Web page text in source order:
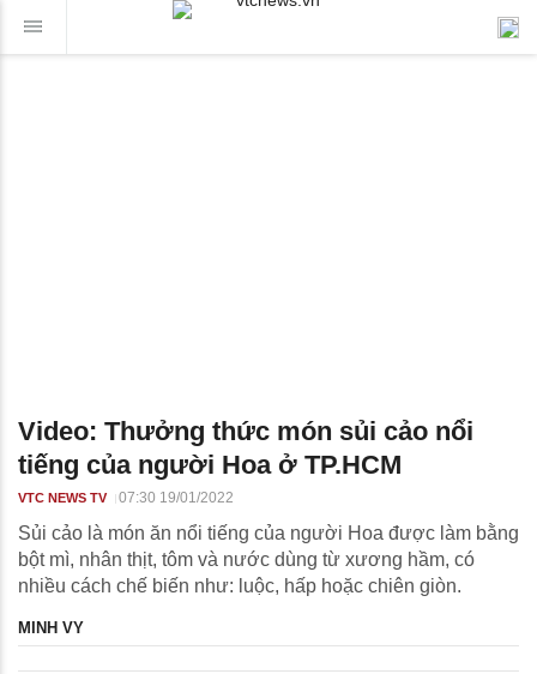
Video: Thưởng thức món sủi cảo nổi
tiếng của người Hoa ở TP.HCM
VTC NEWS TV 07:30 19/01/2022
Sủi cảo là món ăn nổi tiếng của người Hoa được làm bằng
bột mì, nhân thịt, tôm và nước dùng từ xương hầm, có
nhiều cách chế biến như: luộc, hấp hoặc chiên giòn.
MINH VY